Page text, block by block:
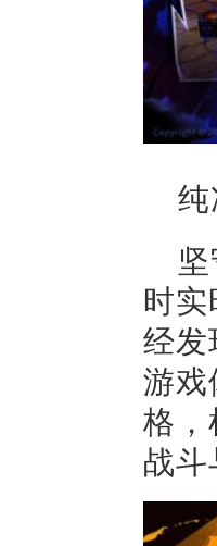
时
经
游
格
战